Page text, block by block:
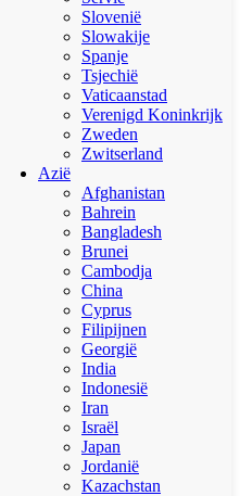
Slovenië
Slowakije
Spanje
Tsjechië
Vaticaanstad
Verenigd Koninkrijk
Zweden
Zwitserland
Azië
Afghanistan
Bahrein
Bangladesh
Brunei
Cambodja
China
Cyprus
Filipijnen
Georgië
India
Indonesië
Iran
Israël
Japan
Jordanië
Kazachstan